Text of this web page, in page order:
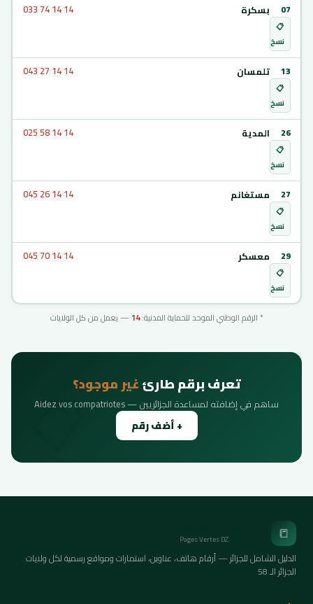
07 بسكرة 033 74 14 14
📋
نسخ
13 تلمسان 043 27 14 14
📋
نسخ
26 المدية 025 58 14 14
📋
نسخ
27 مستغانم 045 26 14 14
📋
نسخ
29 معسكر 045 70 14 14
📋
نسخ
* الرقم الوطني الموحد للحماية المدنية:14— يعمل من كل الولايات
تعرف برقم طارئغير موجود؟
ساهم في إضافته لمساعدة الجزائريين — Aidez vos compatriotes
+ أضف رقم
📒
Pages Vertes DZ
الدليل الشامل للجزائر — أرقام هاتف، عناوين، استمارات ومواقع رسمية لكل ولايات
الجزائر الـ 58